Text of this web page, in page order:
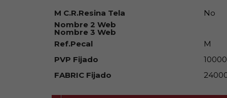
M C.R.Resina Tela
No
Nombre 2 Web
Nombre 3 Web
Ref.Pecal
M
PVP Fijado
10000
FABRIC Fijado